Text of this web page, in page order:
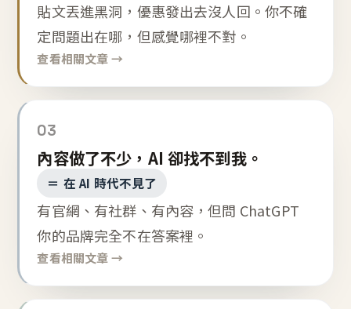
貼文丟進黑洞，優惠發出去沒人回。你不確
定問題出在哪，但感覺哪裡不對。
查看相關文章 →
03
內容做了不少，AI 卻找不到我。
＝ 在 AI 時代不見了
有官網、有社群、有內容，但問 ChatGPT
你的品牌完全不在答案裡。
查看相關文章 →